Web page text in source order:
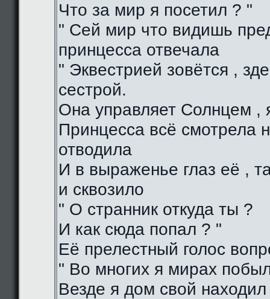
Что за мир я посетил ? "
" Сей мир что видишь
принцесса отвечала
" Эквестрией зовётся ,
сестрой.
Она управляет Солнцем ,
Принцесса всё смотрела
отводила
И в выраженье глаз её ,
и сквозило
" О странник откуда ты ?
И как сюда попал ? "
Её прелестный голос
" Во многих я мирах
Везде я дом свой находил